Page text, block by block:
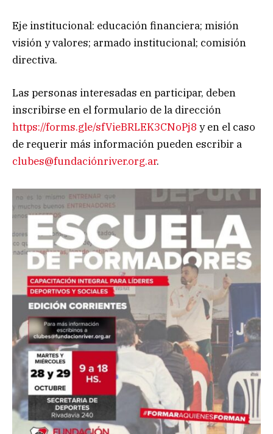
Eje institucional: educación financiera; misión
visión y valores; armado institucional; comisión
directiva.
Las personas interesadas en participar, deben
inscribirse en el formulario de la dirección
https://forms.gle/sfVieBRLEK3CNoPj8 y en el caso
de requerir más información pueden escribir a
clubes@fundaciónriver.org.ar.